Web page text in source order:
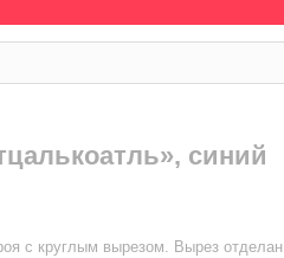
синий
с круглым вырезом. Вырез отделан